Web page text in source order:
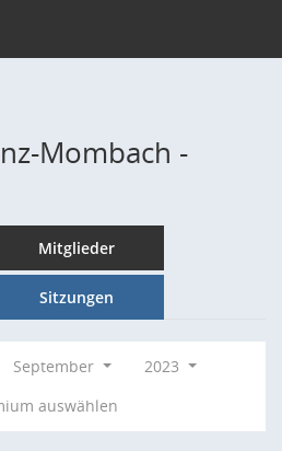
Mombach -
Mitglieder
Sitzungen
September
2023
auswählen